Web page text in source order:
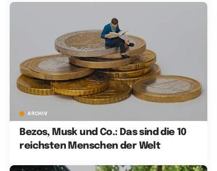
ARCHIV
Bezos, Musk und Co.: Das sind die 10
reichsten Menschen der Welt